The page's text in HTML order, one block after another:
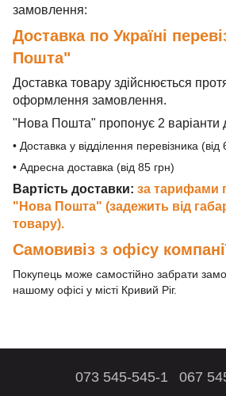
замовлення:
Доставка по Україні
Пошта"
Доставка товару здійснюється
оформлення замовлення.
"Нова Пошта" пропонує 2 варіанти
• Доставка у відділення перевізника (від
• Адресна доставка (від 85 грн)
Вартість доставки: за тарифами
"Нова Пошта" (задежить від
товару).
Самовивіз з офісу
Покупець може самостійно забрати
нашому офісі у місті Кривий Ріг.
073 545-545-1 067